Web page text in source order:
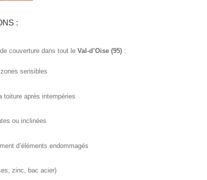
:
couverture dans tout le Val-d’Oise (95) :
sensibles
toiture après intempéries
ou inclinées
d’éléments endommagés
zinc, bac acier)